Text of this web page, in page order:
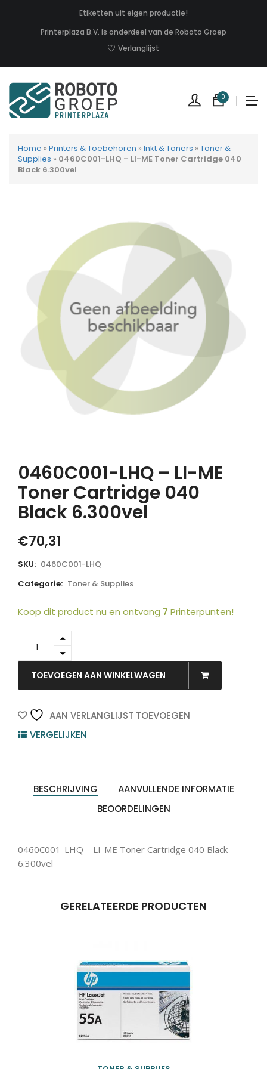
Etiketten uit eigen productie!
Printerplaza B.V. is onderdeel van de Roboto Groep
Verlanglijst
0
Home » Printers & Toebehoren » Inkt & Toners » Toner &
Supplies » 0460C001-LHQ – LI-ME Toner Cartridge 040
Black 6.300vel
0460C001-LHQ – LI-ME
Toner Cartridge 040
Black 6.300vel
€70,31
SKU: 0460C001-LHQ
Categorie: Toner & Supplies
Koop dit product nu en ontvang 7 Printerpunten!
0460C001-
-
ME
Cartridge
Black
TOEVOEGEN AAN WINKELWAGEN
AAN VERLANGLIJST TOEVOEGEN
VERGELIJKEN
BESCHRIJVING
AANVULLENDE INFORMATIE
BEOORDELINGEN
0460C001-LHQ – LI-ME Toner Cartridge 040 Black
6.300vel
GERELATEERDE PRODUCTEN